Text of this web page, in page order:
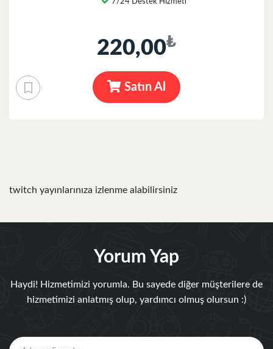
220,00₺
Satın Al
twitch yayınlarınıza izlenme alabilirsiniz
Yorum Yap
Haydi! Hizmetimizi yorumla. Bu sayede diğer müşterilere de
hizmetimizi anlatmış olup, yardımcı olmuş olursun :)